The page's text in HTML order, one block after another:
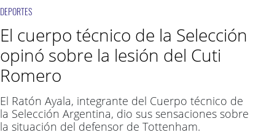
DEPORTES
El cuerpo técnico de la Selección
opinó sobre la lesión del Cuti
Romero
El Ratón Ayala, integrante del Cuerpo técnico de
la Selección Argentina, dio sus sensaciones sobre
la situación del defensor de Tottenham.